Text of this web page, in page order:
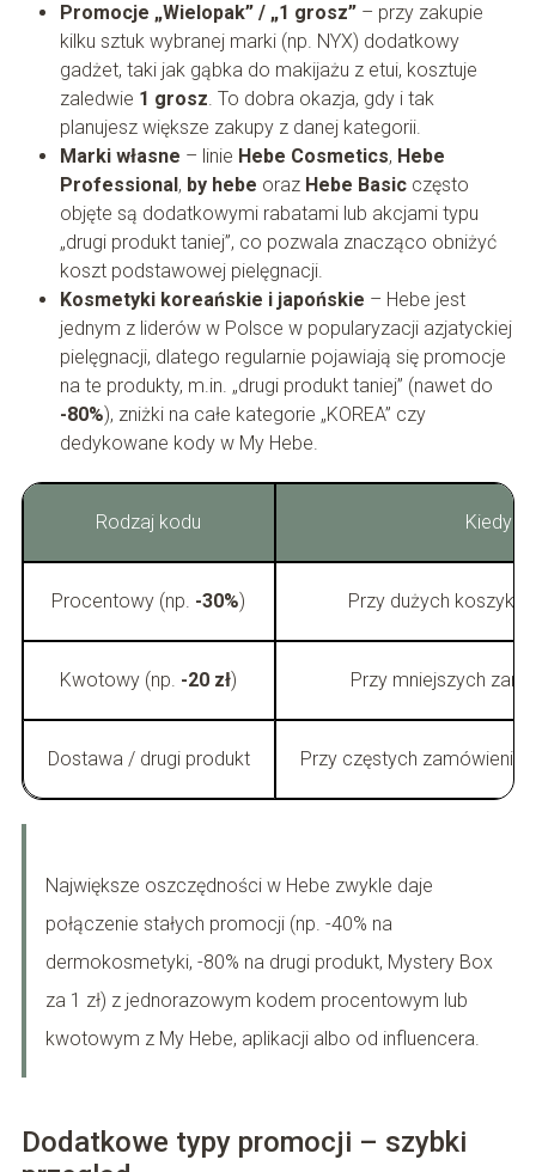
Promocje „Wielopak” / „1 grosz”– przy zakupie
kilku sztuk wybranej marki (np. NYX) dodatkowy
gadżet, taki jak gąbka do makijażu z etui, kosztuje
zaledwie 1 grosz. To dobra okazja, gdy i tak
planujesz większe zakupy z danej kategorii.
Marki własne – linie Hebe Cosmetics, Hebe
Professional, by hebe oraz Hebe Basicczęsto
objęte są dodatkowymi rabatami lub akcjami typu
„drugi produkt taniej”, co pozwala znacząco obniżyć
koszt podstawowej pielęgnacji.
Kosmetyki koreańskie i japońskie – Hebe jest
jednym z liderów w Polsce w popularyzacji azjatyckiej
pielęgnacji, dlatego regularnie pojawiają się promocje
na te produkty, m.in. „drugi produkt taniej” (nawet do
-80%), zniżki na całe kategorie „KOREA” czy
dedykowane kody w My Hebe.
Rodzaj kodu Kiedy
Procentowy (np. -30%) Przy dużych
Kwotowy (np. -20 zł) Przy mniejszych
Dostawa / drugi produkt Przy częstych
Największe oszczędności w Hebe zwykle daje
połączenie stałych promocji (np. -40% na
dermokosmetyki, -80% na drugi produkt, Mystery Box
za 1 zł) z jednorazowym kodem procentowym lub
kwotowym z My Hebe, aplikacji albo od influencera.
Dodatkowe typy promocji – szybki